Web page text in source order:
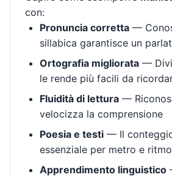
con:
Pronuncia corretta —
sillabica garantisce un
Ortografia migliorata —
le rende più facili da
Fluidità di lettura —
velocizza la comprensione
Poesia e testi — Il
essenziale per metro e ritmo
Apprendimento linguistico